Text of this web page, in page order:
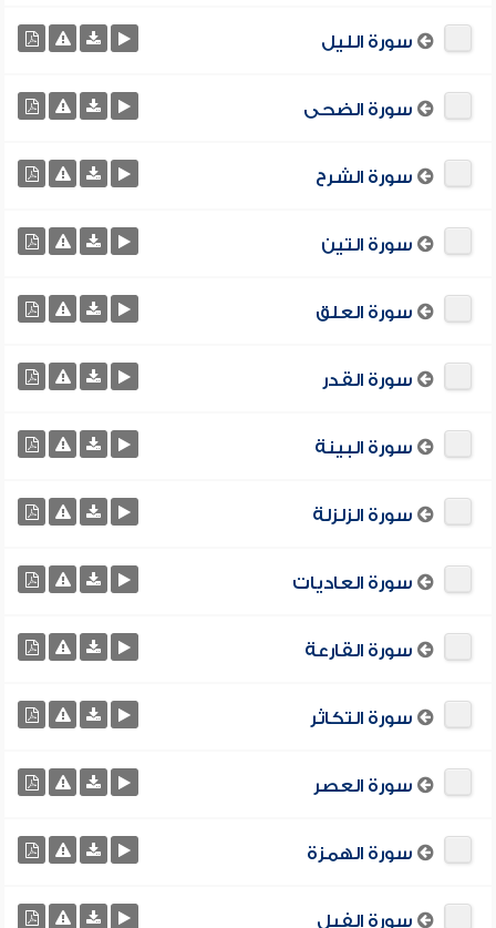
سورة الليل
سورة الضحى
سورة الشرح
سورة التين
سورة العلق
سورة القدر
سورة البينة
سورة الزلزلة
سورة العاديات
سورة القارعة
سورة التكاثر
سورة العصر
سورة الهمزة
سورة الفيل